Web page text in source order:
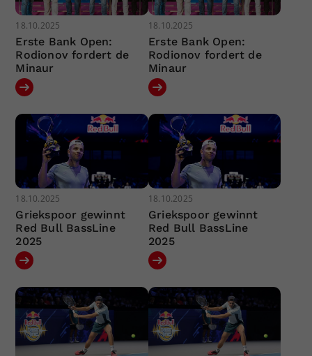
18.10.2025
Erste Bank Open:
Rodionov fordert de
Minaur
18.10.2025
Erste Bank Open:
Rodionov fordert de
Minaur
18.10.2025
Griekspoor gewinnt
Red Bull BassLine
2025
18.10.2025
Griekspoor gewinnt
Red Bull BassLine
2025